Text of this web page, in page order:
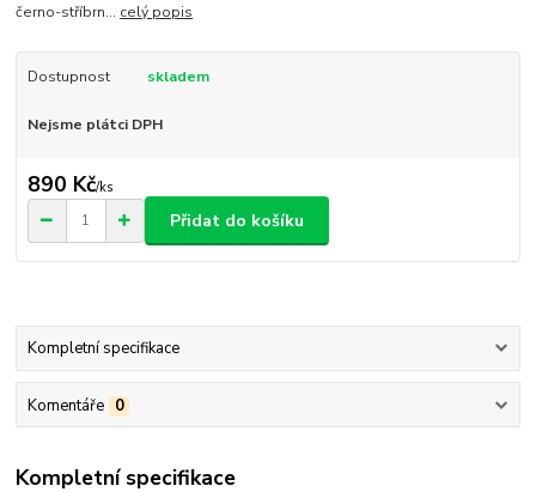
černo-stříbrn... celý popis
Dostupnost skladem
Nejsme plátci DPH
890 Kč/ks
Přidat do košíku
Kompletní specifikace
Komentáře 0
Kompletní specifikace